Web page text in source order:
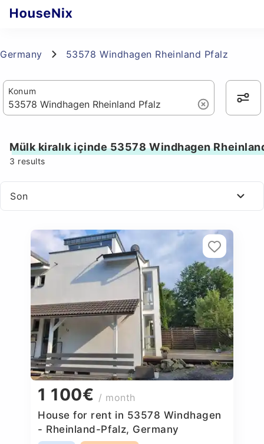
Germany 53578 Windhagen Rheinland Pfalz
Konum
Mülk kiralık içinde 53578 Windhagen
3 results
Son
1 100€ / month
House for rent in 53578 Windhagen
- Rheinland-Pfalz, Germany